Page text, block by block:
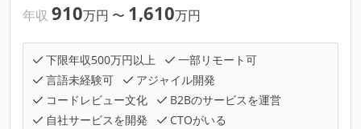
年収 910万円 〜 1,610万円
下限年収500万円以上
一部リモート可
言語未経験可
アジャイル開発
コードレビュー文化
B2Bのサービスを運営
自社サービスを開発
CTOがいる